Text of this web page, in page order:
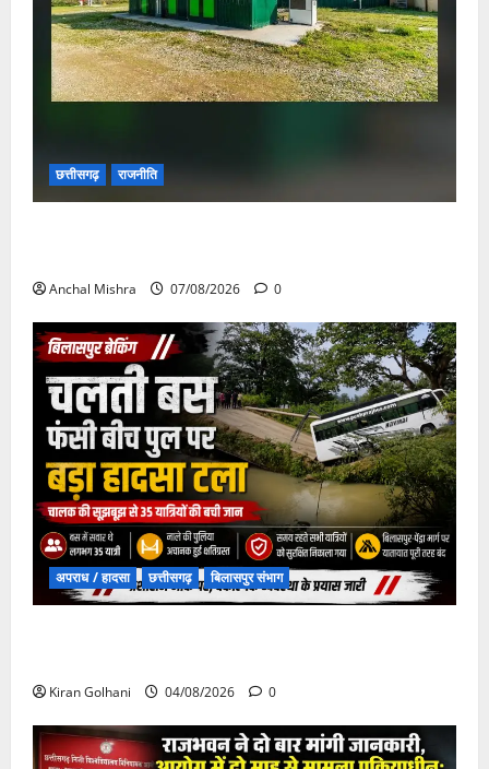
छत्तीसगढ़ राजनीति
Anchal Mishra 07/08/2026 0
अपराध / हादसा छत्तीसगढ़ बिलासपुर संभाग
Kiran Golhani 04/08/2026 0